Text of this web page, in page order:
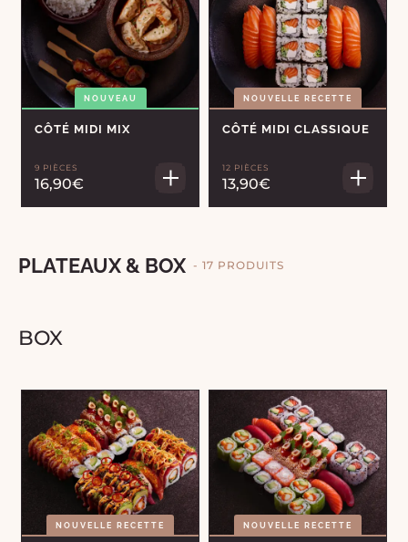
NOUVEAU
CÔTÉ MIDI MIX
9 PIÈCES
16,90€
NOUVELLE RECETTE
CÔTÉ MIDI CLASSIQUE
12 PIÈCES
13,90€
PLATEAUX & BOX - 17 PRODUITS
BOX
NOUVELLE RECETTE NOUVELLE RECETTE